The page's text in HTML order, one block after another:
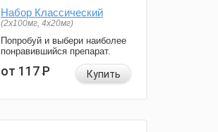
Набор Классический
(2x100мг, 4x20мг)
Попробуй и выбери наиболее
понравившийся препарат.
от 117Р Купить